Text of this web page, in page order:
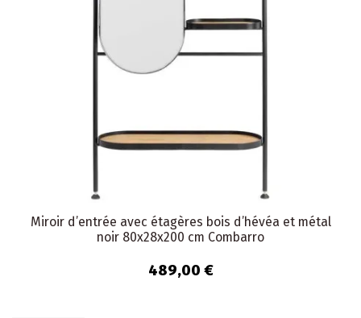
Miroir d’entrée avec étagères bois d’hévéa et métal
noir 80x28x200 cm Combarro
489,00 €